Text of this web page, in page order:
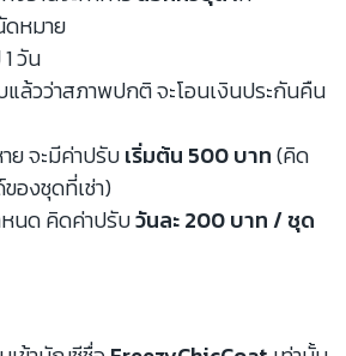
หมาย
วัน
แล้วว่าสภาพปกติ จะโอนเงินประกันคืน
ย จะมีค่าปรับเริ่มต้น 500 บาท(คิด
องชุดที่เช่า)
หนด คิดค่าปรับวันละ 200 บาท / ชุด